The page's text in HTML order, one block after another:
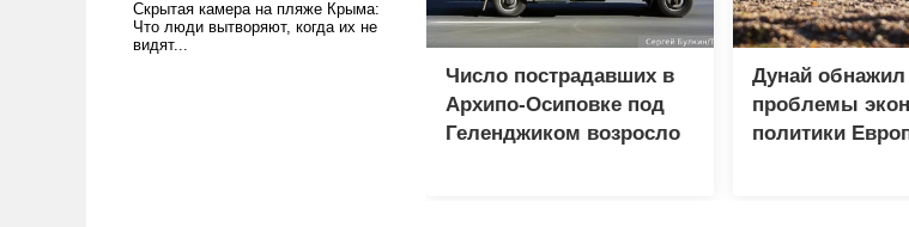
Число пострадавших в
Архипо-Осиповке под
Геленджиком возросло
Дунай обнажил
проблемы
политики